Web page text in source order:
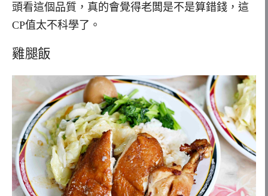
頭看這個品質，真的會覺得老闆是不是算錯錢，這
CP值太不科學了。
雞腿飯